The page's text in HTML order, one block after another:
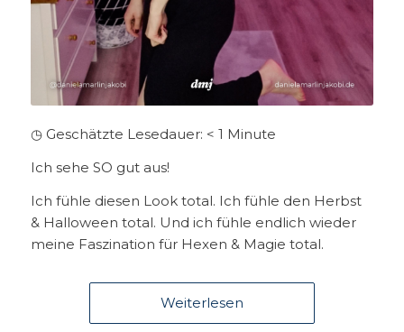
◷ Geschätzte Lesedauer: < 1 Minute
Ich sehe SO gut aus!
Ich fühle diesen Look total. Ich fühle den Herbst
& Halloween total. Und ich fühle endlich wieder
meine Faszination für Hexen & Magie total.
Weiterlesen